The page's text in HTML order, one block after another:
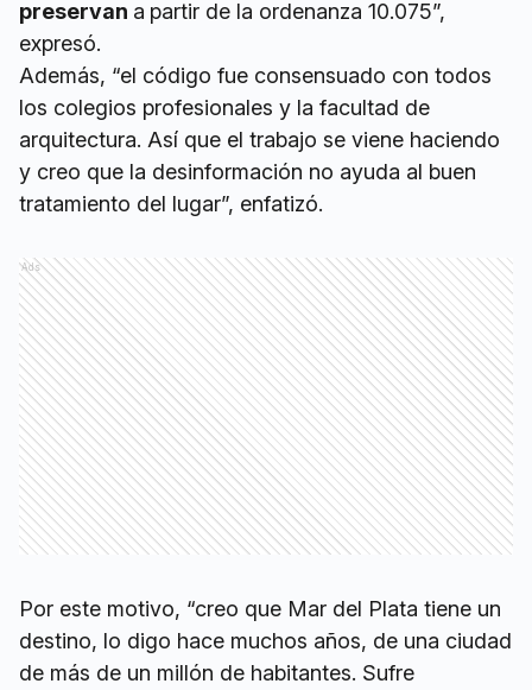
preservan a partir de la ordenanza 10.075”,
expresó.
Además, “el código fue consensuado con todos
los colegios profesionales y la facultad de
arquitectura. Así que el trabajo se viene haciendo
y creo que la desinformación no ayuda al buen
tratamiento del lugar”, enfatizó.
Ads
Por este motivo, “creo que Mar del Plata tiene un
destino, lo digo hace muchos años, de una ciudad
de más de un millón de habitantes. Sufre